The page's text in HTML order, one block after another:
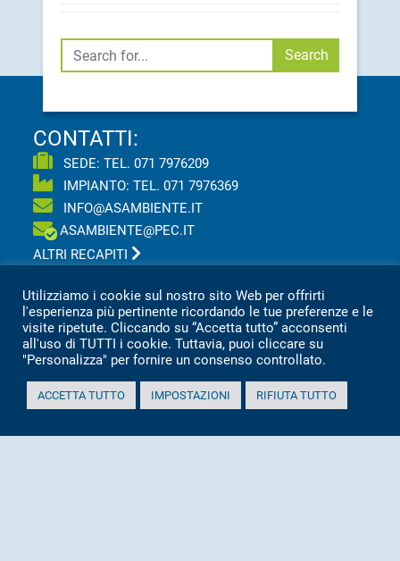
Cerca Search
CONTATTI:
SEDE: TEL.071 7976209
IMPIANTO: TEL.071 7976369
INFO@ASAMBIENTE.IT
ASAMBIENTE@PEC.IT
ALTRI RECAPITI
Asa s.r.l Azienda Servizi Ambientali
Via San Vincenzo, 18 60013 CORINALDO (AN)
Tel.0039 071 7976209
P.IVA 02151080427
Informativa sulla privacy per clienti e fornitori
Totale visitatori amministrazione trasparente:
Utilizziamo i cookie sul nostro sito Web per offrirti
l'esperienza più pertinente ricordando le tue preferenze e le
visite ripetute. Cliccando su “Accetta tutto” acconsenti
all'uso di TUTTI i cookie. Tuttavia, puoi cliccare su
"Personalizza" per fornire un consenso controllato.
ACCETTA TUTTO IMPOSTAZIONI RIFIUTA TUTTO